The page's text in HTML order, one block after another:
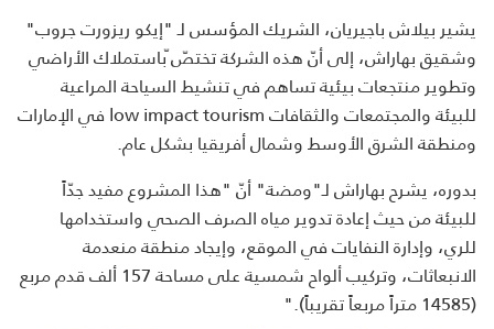
يشير بيلاش باجيريان، الشريك المؤسس لـ "إيكو ريزورت جروب"
وشقيق بهاراش، إلى أنّ هذه الشركة تختصّ ّباستملاك الأراضي
وتطوير منتجعات بيئية تساهم في تنشيط السياحة المراعية
للبيئة والمجتمعات والثقافاتtourism
low impactفي الإمارات
ومنطقة الشرق الأوسط وشمال أفريقيا بشكل عام.
بدوره، يشرح بهاراش لـ"ومضة" أنّ "هذا المشروع مفيد جدّاً
للبيئة من حيث إعادة تدوير مياه الصرف الصحي واستخدامها
للري، وإدارة النفايات في الموقع، وإيجاد منطقة منعدمة
الانبعاثات، وتركيب ألواح شمسية على مساحة 157 ألف قدم مربع
(14585 متراً مربعاً تقريباً)."